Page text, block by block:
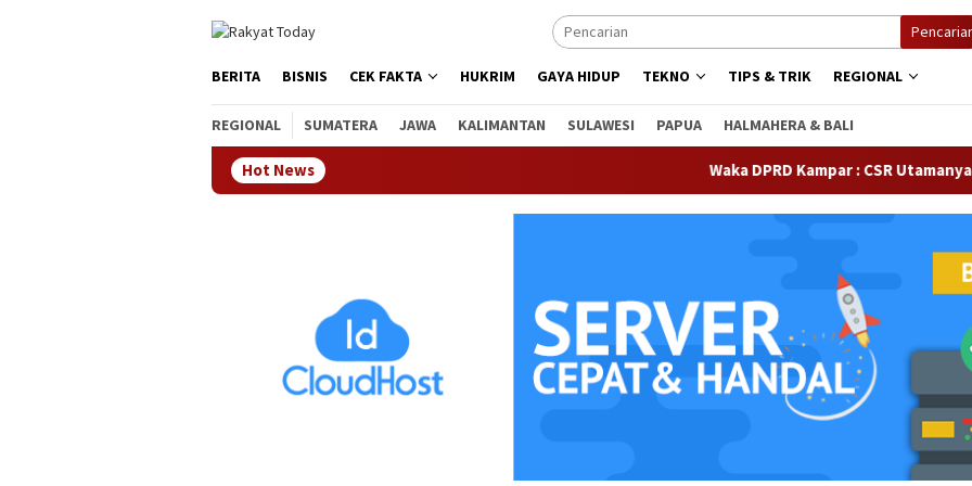
BERITA BISNIS CEK FAKTA HUKRIM GAYA HIDUP TEKNO TIPS & TRIK REGIONAL
REGIONAL SUMATERA JAWA KALIMANTAN SULAWESI PAPUA HALMAHERA & BALI
Hot News Waka DPRD Kampar : CSR Utamanya